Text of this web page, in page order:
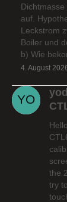
auf.
Leckstrom
Boiler und
b) Wie
4. August
the
try